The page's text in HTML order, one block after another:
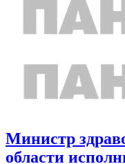
Министр
области